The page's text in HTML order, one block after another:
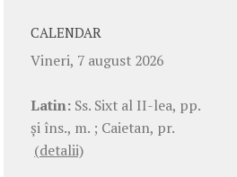
CALENDAR
Vineri, 7 august 2026
Latin: Ss. Sixt al II-lea, pp.
şi îns., m. ; Caietan, pr.
(detalii)